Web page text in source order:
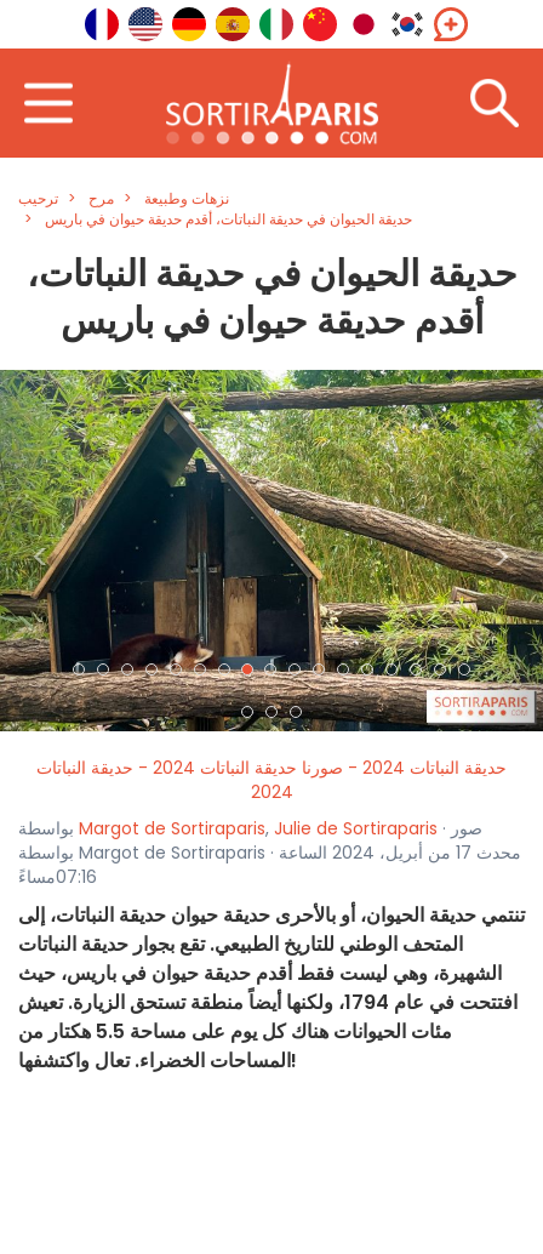
ترحيب مرح
نزهات وطبيعة
حديقة الحيوان في حديقة النباتات، أقدم حديقة حيوان في باريس
حديقة الحيوان في حديقة النباتات،
أقدم حديقة حيوان في باريس
< >
حديقة النباتات 2024 - صورنا حديقة النباتات 2024 - حديقة النباتات
2024
Margot de Sortiraparis, Julie de Sortiraparis · صور
بواسطة Margot de Sortiraparis · محدث 17 من أبريل، 2024 الساعة
07:16مساءً
تنتمي حديقة الحيوان، أو بالأحرى حديقة حيوان حديقة النباتات، إلى
المتحف الوطني للتاريخ الطبيعي. تقع بجوار حديقة النباتات
الشهيرة، وهي ليست فقط أقدم حديقة حيوان في باريس، حيث
افتتحت في عام 1794، ولكنها أيضاً منطقة تستحق الزيارة. تعيش
مئات الحيوانات هناك كل يوم على مساحة 5.5 هكتار من
المساحات الخضراء. تعال واكتشفها!